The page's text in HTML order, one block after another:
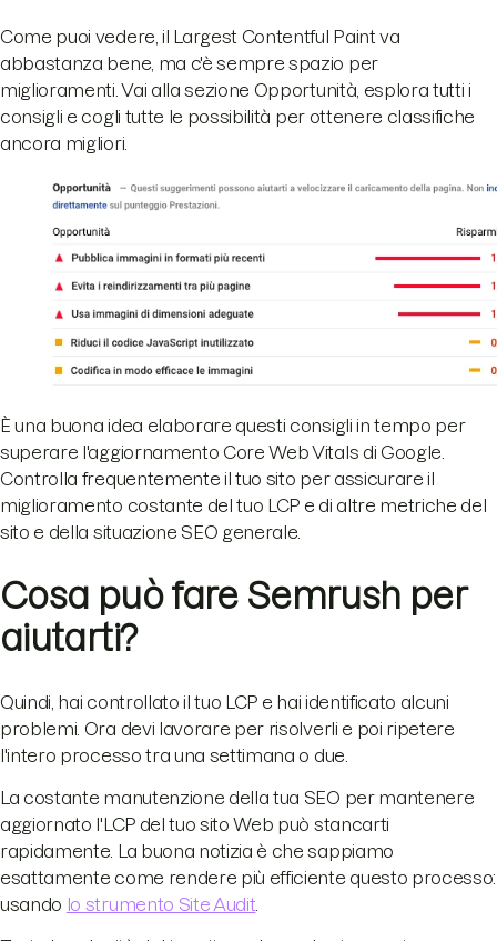
Come puoi vedere, il Largest Contentful Paint va
abbastanza bene, ma c'è sempre spazio per
miglioramenti. Vai alla sezione Opportunità, esplora tutti i
consigli e cogli tutte le possibilità per ottenere classifiche
ancora migliori.
È una buona idea elaborare questi consigli in tempo per
superare l'aggiornamento Core Web Vitals di Google.
Controlla frequentemente il tuo sito per assicurare il
miglioramento costante del tuo LCP e di altre metriche del
sito e della situazione SEO generale.
Cosa può fare Semrush per
aiutarti?
Quindi, hai controllato il tuo LCP e hai identificato alcuni
problemi. Ora devi lavorare per risolverli e poi ripetere
l'intero processo tra una settimana o due.
La costante manutenzione della tua SEO per mantenere
aggiornato l'LCP del tuo sito Web può stancarti
rapidamente. La buona notizia è che sappiamo
esattamente come rendere più efficiente questo processo:
usando lo strumento Site Audit